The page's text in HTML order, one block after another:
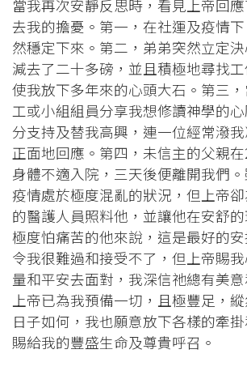
當我再次安靜反思時，看見上帝回
去我的擔憂。第一，在社運及疫情
然穩定下來。第二，弟弟突然立定
減去了二十多磅，並且積極地尋找
使我放下多年來的心頭大石。第三
工或小組組員分享我想修讀神學的
分支持及替我高興，連一位經常潑
正面地回應。第四，未信主的父親
身體不適入院，三天後便離開我們
疫情處於極度混亂的狀況，但上帝
的醫護人員照料他，並讓他在安舒
極度怕痛苦的他來說，這是最好的
令我很難過和接受不了，但上帝賜
量和平安去面對，我深信祂總有美
上帝已為我預備一切，且極豐足，
日子如何，我也願意放下各樣的牽
賜給我的豐盛生命及尊貴呼召。